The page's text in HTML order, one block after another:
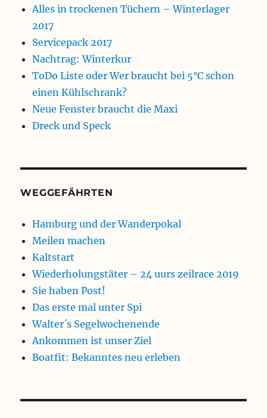
Alles in trockenen Tüchern – Winterlager
2017
Servicepack 2017
Nachtrag: Winterkur
ToDo Liste oder Wer braucht bei 5°C schon
einen Kühlschrank?
Neue Fenster braucht die Maxi
Dreck und Speck
WEGGEFÄHRTEN
Hamburg und der Wanderpokal
Meilen machen
Kaltstart
Wiederholungstäter – 24 uurs zeilrace 2019
Sie haben Post!
Das erste mal unter Spi
Walter´s Segelwochenende
Ankommen ist unser Ziel
Boatfit: Bekanntes neu erleben